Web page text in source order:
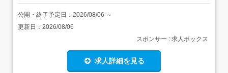
公開・終了予定日： 2026/08/06 ～
更新日： 2026/08/06
スポンサー : 求人ボックス
求人詳細を見る